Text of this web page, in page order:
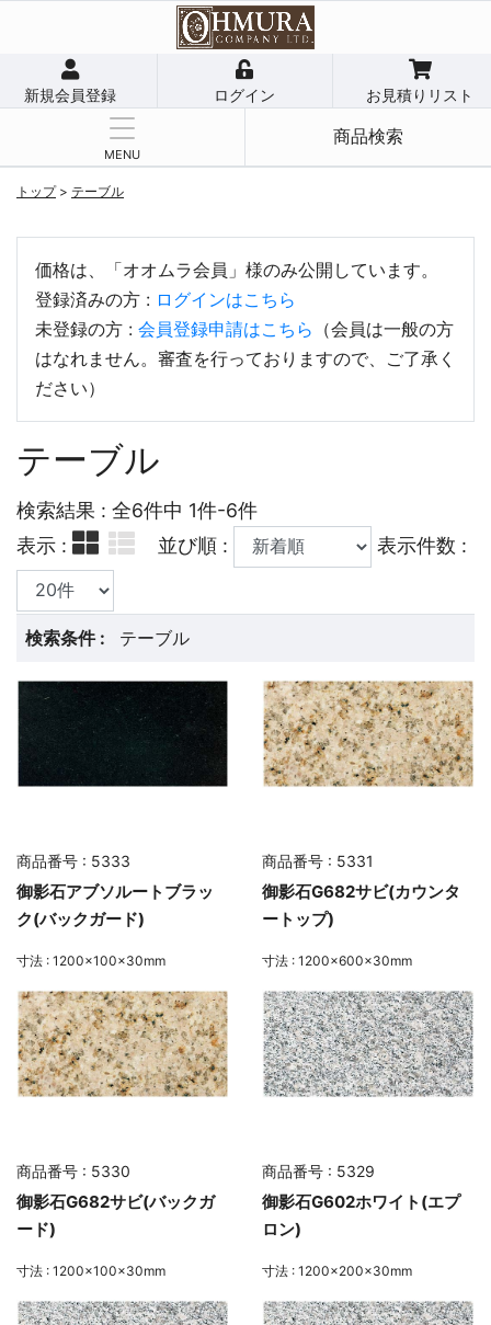
新規会員登録 ログイン お見積りリスト
MENU
商品検索
トップ> テーブル
価格は、「オオムラ会員」様のみ公開しています。
登録済みの方 : ログインはこちら
未登録の方 : 会員登録申請はこちら （会員は一般の方
はなれません。審査を行っておりますので、ご了承く
ださい）
テーブル
検索結果 : 全6件中 1件-6件
表示 :
並び順 : 表示件数 :
検索条件 : テーブル
商品番号 : 5333
御影石アブソルートブラッ
ク(バックガード)
寸法 : 1200×100×30mm
商品番号 : 5331
御影石G682サビ(カウンタ
ートップ)
寸法 : 1200×600×30mm
商品番号 : 5330
御影石G682サビ(バックガ
ード)
寸法 : 1200×100×30mm
商品番号 : 5329
御影石G602ホワイト(エプ
ロン)
寸法 : 1200×200×30mm